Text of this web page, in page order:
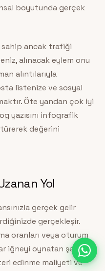
boyutunda gerçek
ancak trafiği
alınacak eylem onu
alıntılarıyla
listenize ve sosyal
Öte yandan çok iyi
yazısını infografik
değerini
Yol
gerçek gelir
gerçekleşir.
oranları veya oturum
iğneyi oynatan şeyleri
edinme maliyeti ve